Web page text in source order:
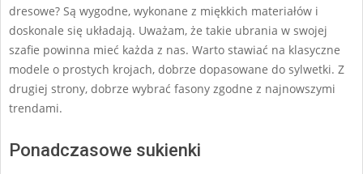
dresowe? Są wygodne, wykonane z miękkich materiałów i
doskonale się układają. Uważam, że takie ubrania w swojej
szafie powinna mieć każda z nas. Warto stawiać na klasyczne
modele o prostych krojach, dobrze dopasowane do sylwetki. Z
drugiej strony, dobrze wybrać fasony zgodne z najnowszymi
trendami.
Ponadczasowe sukienki